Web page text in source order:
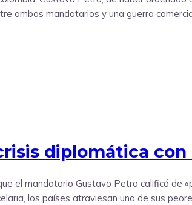
ambos mandatarios y una guerra
diplomática con
el mandatario Gustavo Petro calificó de
los países atraviesan una de sus